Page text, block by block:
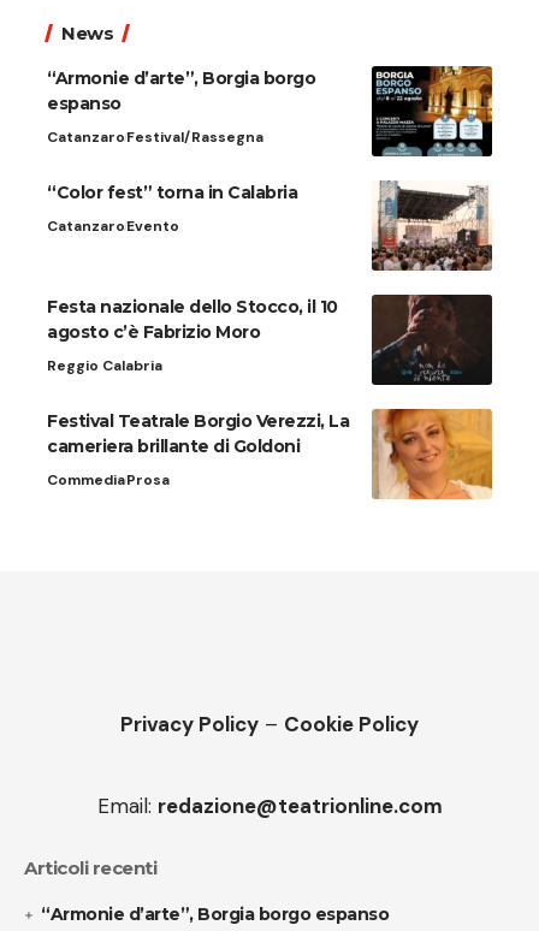
News
“Armonie d’arte”, Borgia borgo
espanso
CatanzaroFestival/Rassegna
“Color fest” torna in Calabria
CatanzaroEvento
Festa nazionale dello Stocco, il 10
agosto c’è Fabrizio Moro
Reggio Calabria
Festival Teatrale Borgio Verezzi, La
cameriera brillante di Goldoni
CommediaProsa
Privacy Policy – Cookie Policy
Email: redazione@teatrionline.com
Articoli recenti
“Armonie d’arte”, Borgia borgo espanso